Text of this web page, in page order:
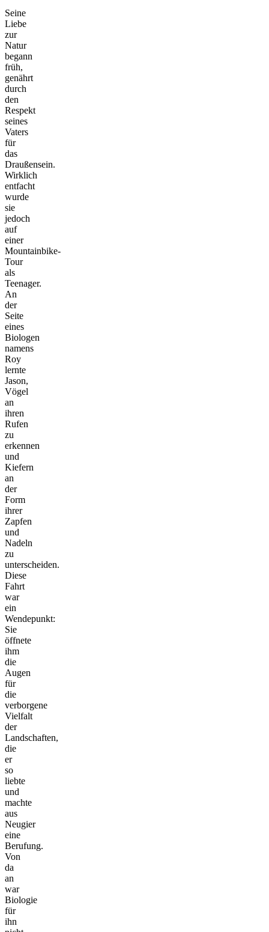
Seine
Liebe
zur
Natur
begann
früh,
genährt
durch
den
Respekt
seines
Vaters
für
das
Draußensein.
Wirklich
entfacht
wurde
sie
jedoch
auf
einer
Mountainbike-
Tour
als
Teenager.
An
der
Seite
eines
Biologen
namens
Roy
lernte
Jason,
Vögel
an
ihren
Rufen
zu
erkennen
und
Kiefern
an
der
Form
ihrer
Zapfen
und
Nadeln
zu
unterscheiden.
Diese
Fahrt
war
ein
Wendepunkt:
Sie
öffnete
ihm
die
Augen
für
die
verborgene
Vielfalt
der
Landschaften,
die
er
so
liebte
und
machte
aus
Neugier
eine
Berufung.
Von
da
an
war
Biologie
für
ihn